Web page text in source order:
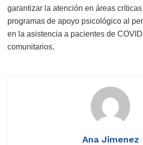
garantizar la atención en áreas
programas de apoyo psicológico al
en la asistencia a pacientes de
comunitarios.
Ana Jimenez